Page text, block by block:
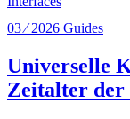
03 ⁄ 2026 Guides
Universelle
Zeitalter der